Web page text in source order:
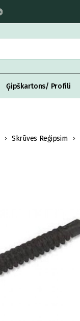
Ģipškartons/ Profili
Skrūves Reģipsim